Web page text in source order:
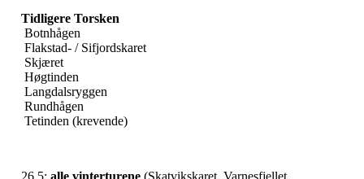
Tidligere Torsken
Botnhågen
Flakstad- / Sifjordskaret
Skjæret
Høgtinden
Langdalsryggen
Rundhågen
Tetinden (krevende)
26.5: alle vinterturene (Skatvikskaret, Varnesfjellet,